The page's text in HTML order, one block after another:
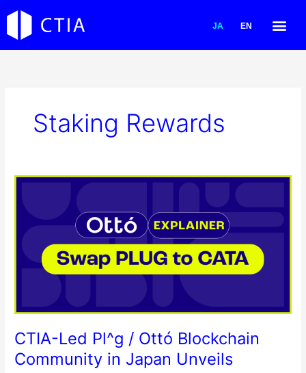
を
ス
JA EN
Staking Rewards
CTIA-Led Pl^g / Ottó Blockchain
Community in Japan Unveils
CTIA-
Pl^g
Blockchain
Community
Unveils
Official
PLUG-
to-